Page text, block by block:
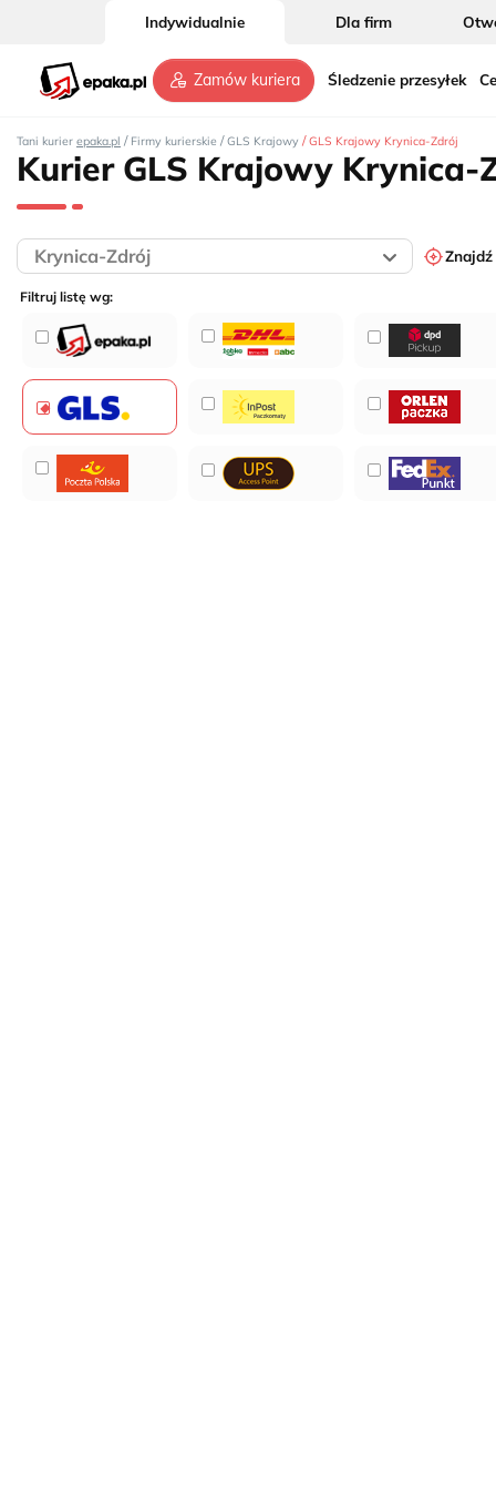
Indywidualnie Dla firm
Zamów kuriera Śledzenie przesyłek
Tani kurier epaka.pl / Firmy kurierskie / GLS Krajowy / GLS Krajowy Krynica-Zdrój
Kurier GLS Krajowy Krynica-
Filtruj listę wg: